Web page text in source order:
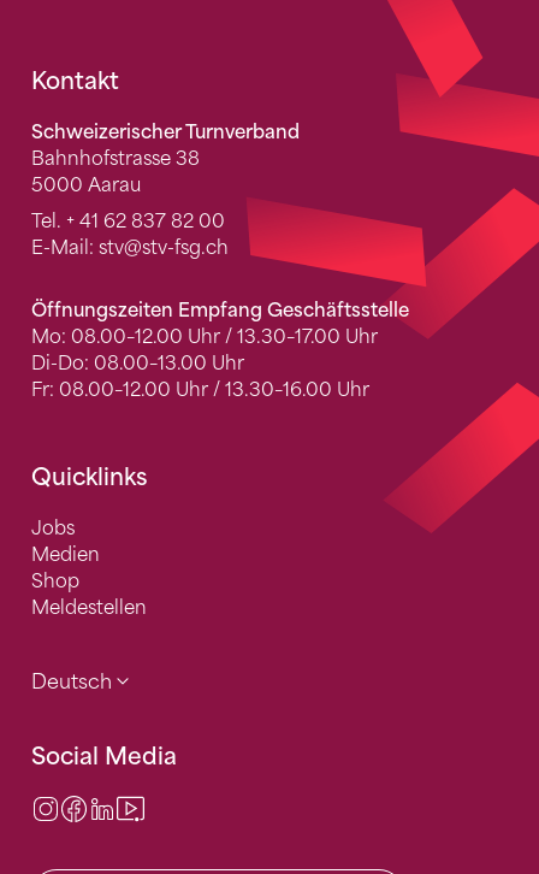
Fusszeile
Kontakt
Schweizerischer Turnverband
Bahnhofstrasse 38
5000 Aarau
Tel. + 41 62 837 82 00
E-Mail: stv@stv-fsg.ch
Öffnungszeiten Empfang Geschäftsstelle
Mo: 08.00–12.00 Uhr / 13.30–17.00 Uhr
Di-Do: 08.00–13.00 Uhr
Fr: 08.00–12.00 Uhr / 13.30–16.00 Uhr
Quicklinks
Jobs
Medien
Shop
Meldestellen
Deutsch
Social Media
Instagram
Facebook
LinkedIn